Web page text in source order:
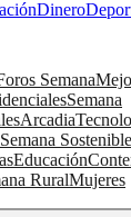
Dinero
Semana
Semana
Arcadia
Semana Sostenible
Educación
RuralMujeres